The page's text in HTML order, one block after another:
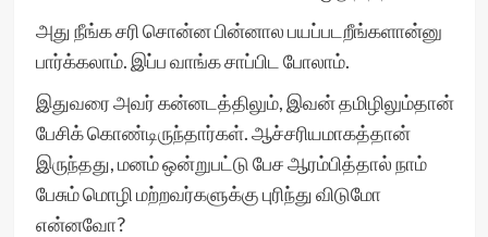
அது நீங்க சரி சொன்ன பின்னால பயப்படறீங்களான்னு
பார்க்கலாம். இப்ப வாங்க சாப்பிட போலாம்.
இதுவரை அவர் கன்னடத்திலும், இவன் தமிழிலும்தான்
பேசிக் கொண்டிருந்தார்கள். ஆச்சரியமாகத்தான்
இருந்தது, மனம் ஒன்றுபட்டு பேச ஆரம்பித்தால் நாம்
பேசும் மொழி மற்றவர்களுக்கு புரிந்து விடுமோ
என்னவோ?